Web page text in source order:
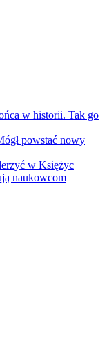
w historii. Tak go
powstać nowy
w Księżyc
naukowcom